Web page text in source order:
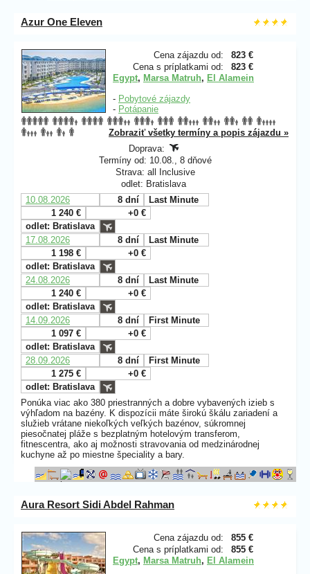
Azur One Eleven
Cena zájazdu od:
823 €
Cena s príplatkami od:
823 €
Egypt, Marsa Matruh, El Alamein
- Pobytové zájazdy
- Potápanie
Zobraziť všetky termíny a popis zájazdu »
Doprava:
Termíny od: 10.08., 8 dňové
Strava: all Inclusive
odlet: Bratislava
10.08.2026
8 dní
Last Minute
1 240 €
+0 €
odlet: Bratislava
17.08.2026
8 dní
Last Minute
1 198 €
+0 €
odlet: Bratislava
24.08.2026
8 dní
Last Minute
1 240 €
+0 €
odlet: Bratislava
14.09.2026
8 dní
First Minute
1 097 €
+0 €
odlet: Bratislava
28.09.2026
8 dní
First Minute
1 275 €
+0 €
odlet: Bratislava
Ponúka viac ako 380 priestranných a dobre vybavených izieb s
výhľadom na bazény. K dispozícii máte širokú škálu zariadení a
služieb vrátane niekoľkých veľkých bazénov, súkromnej
piesočnatej pláže s bezplatným hotelovým transferom,
fitnescentra, ako aj možnosti stravovania od medzinárodnej
kuchyne až po miestne špeciality a bary.
Aura Resort Sidi Abdel Rahman
Cena zájazdu od:
855 €
Cena s príplatkami od:
855 €
Egypt, Marsa Matruh, El Alamein